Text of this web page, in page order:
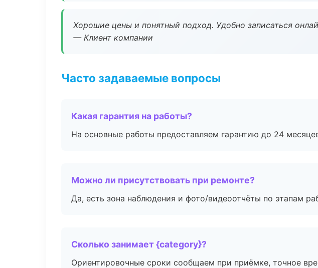
Хорошие цены и понятный подход. Удобно записаться
— Клиент компании
Часто задаваемые вопросы
Какая гарантия на работы?
На основные работы предоставляем гарантию до 24
Можно ли присутствовать при ремонте?
Да, есть зона наблюдения и фото/видеоотчёты по этапам
Сколько занимает {category}?
Ориентировочные сроки сообщаем при приёмке, точное